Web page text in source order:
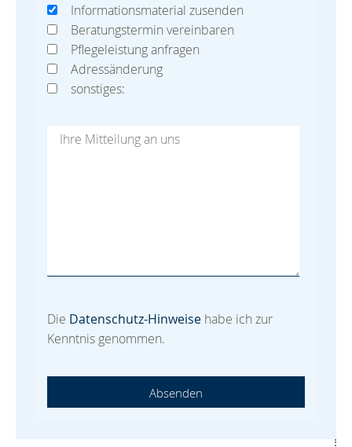
Informationsmaterial zusenden
Beratungstermin vereinbaren
Pflegeleistung anfragen
Adressänderung
sonstiges:
Die Datenschutz-Hinweise habe ich zur
Kenntnis genommen.
Absenden